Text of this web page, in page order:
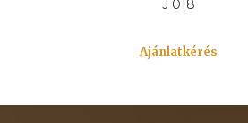
J 018
Ajánlatkérés